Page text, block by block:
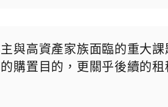
與高資產家族面臨的重大課
購置目的，更關乎後續的